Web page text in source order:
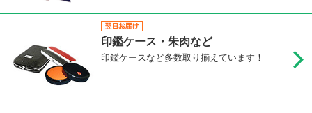
印鑑ケース・朱肉など
印鑑ケースなど多数取り揃えています！